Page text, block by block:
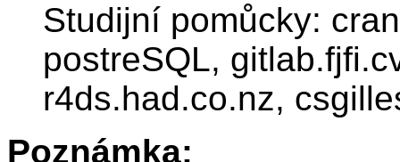
Studijní pomůcky:
postreSQL,
r4ds.had.co.nz,
Poznámka: